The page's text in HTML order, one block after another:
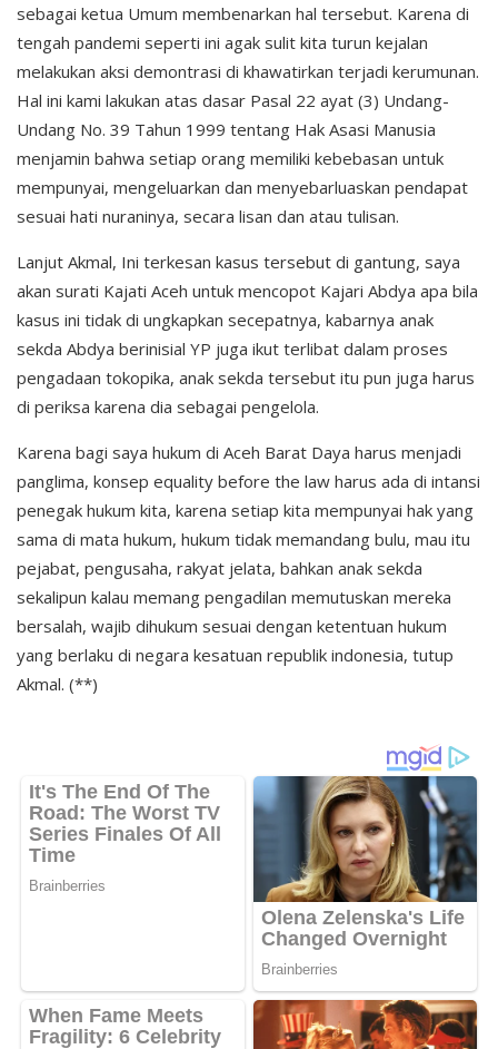
sebagai ketua Umum membenarkan hal tersebut. Karena di
tengah pandemi seperti ini agak sulit kita turun kejalan
melakukan aksi demontrasi di khawatirkan terjadi kerumunan.
Hal ini kami lakukan atas dasar Pasal 22 ayat (3) Undang-
Undang No. 39 Tahun 1999 tentang Hak Asasi Manusia
menjamin bahwa setiap orang memiliki kebebasan untuk
mempunyai, mengeluarkan dan menyebarluaskan pendapat
sesuai hati nuraninya, secara lisan dan atau tulisan.
Lanjut Akmal, Ini terkesan kasus tersebut di gantung, saya
akan surati Kajati Aceh untuk mencopot Kajari Abdya apa bila
kasus ini tidak di ungkapkan secepatnya, kabarnya anak
sekda Abdya berinisial YP juga ikut terlibat dalam proses
pengadaan tokopika, anak sekda tersebut itu pun juga harus
di periksa karena dia sebagai pengelola.
Karena bagi saya hukum di Aceh Barat Daya harus menjadi
panglima, konsep equality before the law harus ada di intansi
penegak hukum kita, karena setiap kita mempunyai hak yang
sama di mata hukum, hukum tidak memandang bulu, mau itu
pejabat, pengusaha, rakyat jelata, bahkan anak sekda
sekalipun kalau memang pengadilan memutuskan mereka
bersalah, wajib dihukum sesuai dengan ketentuan hukum
yang berlaku di negara kesatuan republik indonesia, tutup
Akmal. (**)